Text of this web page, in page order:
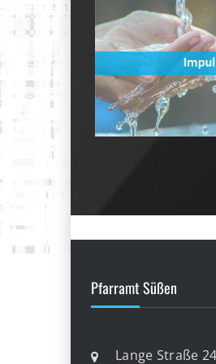
Pfarramt Süßen
Lange Straße 24